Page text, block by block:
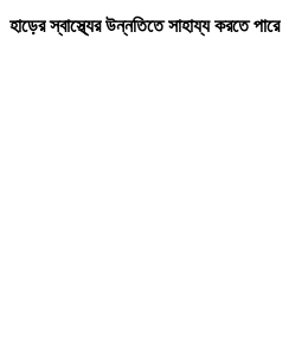
হাড়ের স্বাস্থ্যের উন্নতিতে সাহায্য করতে পারে